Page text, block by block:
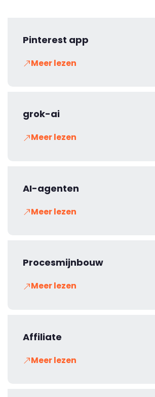
Pinterest app
Meer lezen
grok-ai
Meer lezen
AI-agenten
Meer lezen
Procesmijnbouw
Meer lezen
Affiliate
Meer lezen